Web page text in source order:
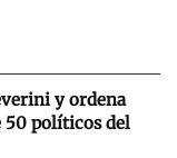
y ordena
50 políticos del